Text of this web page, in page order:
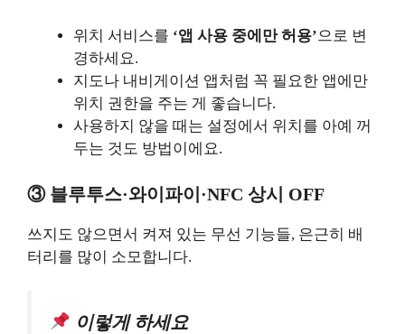
위치 서비스를 ‘앱 사용 중에만 허용’으로 변
경하세요.
지도나 내비게이션 앱처럼 꼭 필요한 앱에만
위치 권한을 주는 게 좋습니다.
사용하지 않을 때는 설정에서 위치를 아예 꺼
두는 것도 방법이에요.
③ 블루투스·와이파이·NFC 상시 OFF
쓰지도 않으면서 켜져 있는 무선 기능들, 은근히 배
터리를 많이 소모합니다.
이렇게 하세요